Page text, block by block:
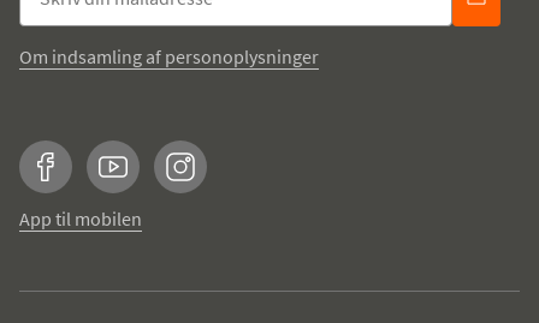
Om indsamling af personoplysninger
FacebookYouTubeInstagram
App til mobilen